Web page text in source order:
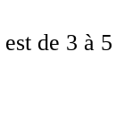
de 3 à